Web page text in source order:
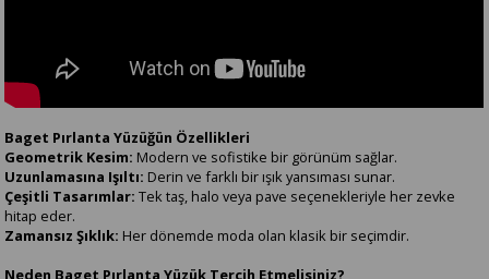
Baget Pırlanta Yüzüğün Özellikleri
Geometrik Kesim: Modern ve sofistike bir görünüm sağlar.
Uzunlamasına Işıltı: Derin ve farklı bir ışık yansıması sunar.
Çeşitli Tasarımlar: Tek taş, halo veya pave seçenekleriyle her zevke
hitap eder.
Zamansız Şıklık: Her dönemde moda olan klasik bir seçimdir.
Neden Baget Pırlanta Yüzük Tercih Etmelisiniz?